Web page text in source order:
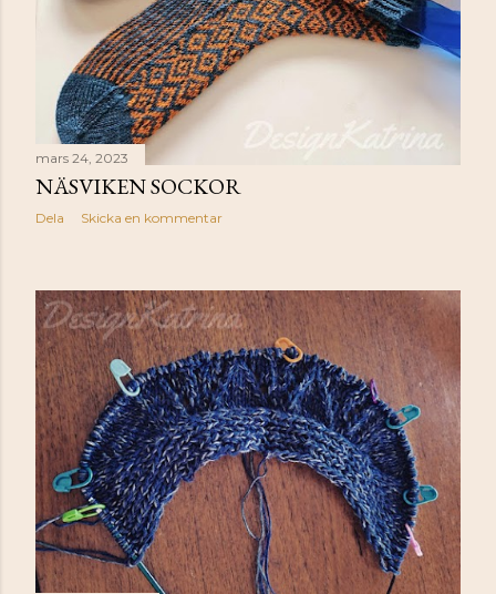
mars 24, 2023
NÄSVIKEN SOCKOR
Dela Skicka en kommentar